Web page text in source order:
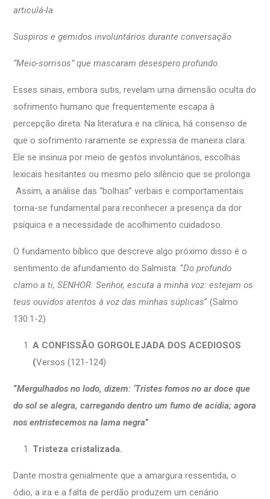
articulá-la
Suspiros e gemidos involuntários durante conversação
“Meio-sorrisos” que mascaram desespero profundo.
Esses sinais, embora sutis, revelam uma dimensão oculta do
sofrimento humano que frequentemente escapa à
percepção direta. Na literatura e na clínica, há consenso de
que o sofrimento raramente se expressa de maneira clara.
Ele se insinua por meio de gestos involuntários, escolhas
lexicais hesitantes ou mesmo pelo silêncio que se prolonga.
Assim, a análise das “bolhas” verbais e comportamentais
torna-se fundamental para reconhecer a presença da dor
psíquica e a necessidade de acolhimento cuidadoso.
O fundamento bíblico que descreve algo próximo disso é o
sentimento de afundamento do Salmista: “Do profundo
clamo a ti, SENHOR. Senhor, escuta a minha voz: estejam os
teus ouvidos atentos à voz das minhas súplicas” (Salmo
130:1-2)
A CONFISSÃO GORGOLEJADA DOS ACEDIOSOS
(Versos (121-124)
“Mergulhados no lodo, dizem: ‘Tristes fomos no ar doce que
do sol se alegra, carregando dentro um fumo de acídia; agora
nos entristecemos na lama negra”
Tristeza cristalizada.
Dante mostra genialmente que a amargura ressentida, o
ódio, a ira e a falta de perdão produzem um cenário